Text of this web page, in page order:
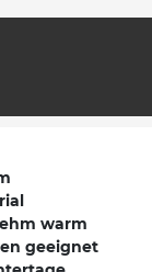
warm
geeignet